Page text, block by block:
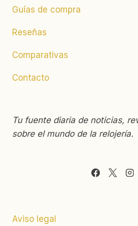
Guías de compra
Reseñas
Comparativas
Contacto
Tu fuente diaria de noticias,
sobre el mundo de la relojería.
Aviso legal